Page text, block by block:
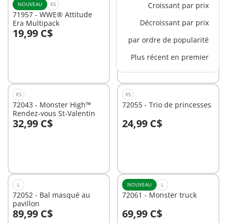
Croissant par prix
Décroissant par prix
par ordre de popularité
Plus récent en premier
NOUVEAU XS
71957 - WWE® Attitude
Era Multipack
19,99 C$
Au panier
NOUVEAU M
Elephant et soigneur
Au panier
XS
72043 - Monster High™
Rendez-vous St-Valentin
32,99 C$
Au panier
XS
72055 - Trio de princesses
24,99 C$
Au panier
L
72052 - Bal masqué au
pavillon
89,99 C$
Au panier
NOUVEAU L
72061 - Monster truck
69,99 C$
Au panier